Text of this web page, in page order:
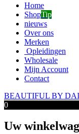
Home
ShopTip
nieuws
Over ons
Merken
Opleidingen
Wholesale
Mijn Account
Contact
BEAUTIFUL BY
0
Uw